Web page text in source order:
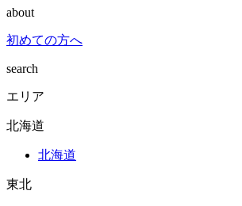
about
初めての方へ
search
エリア
北海道
北海道
東北